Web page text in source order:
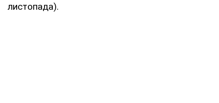
листопада).